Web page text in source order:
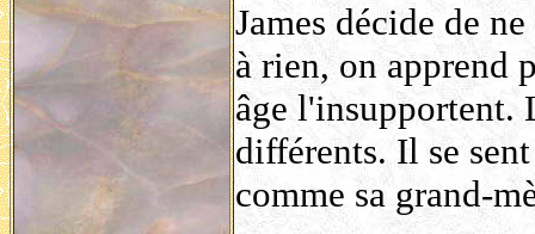
James décide de
à rien, on apprend
âge l'insupportent.
différents. Il se
comme sa grand-